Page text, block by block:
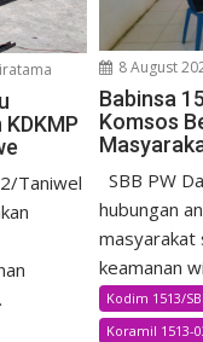
Taniwel
8 August
Babinsa
Komsos
SBB PW
hubungan
masyarakat
keamanan
Kodim 1513/
Koramil 1513-